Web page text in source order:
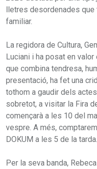
lletres desordenades
familiar.
La regidora de Cultura,
Luciani i ha posat en
que combina tendresa,
presentació, ha fet una
tothom a gaudir dels
sobretot, a visitar la Fira
començarà a les 10 del
vespre. A més,
DOKUM a les 5 de la
Per la seva banda,